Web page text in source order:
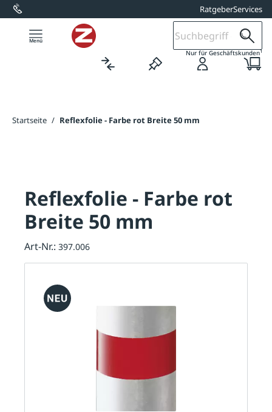
springen RatgeberServices
Nur für Geschäftskunden1
Startseite / Reflexfolie - Farbe rot Breite 50 mm
Reflexfolie - Farbe rot
Breite 50 mm
Art-Nr.: 397.006